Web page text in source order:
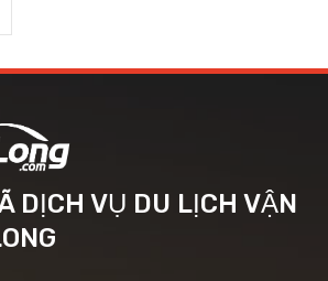
DỊCH VỤ DU LỊCH VẬN